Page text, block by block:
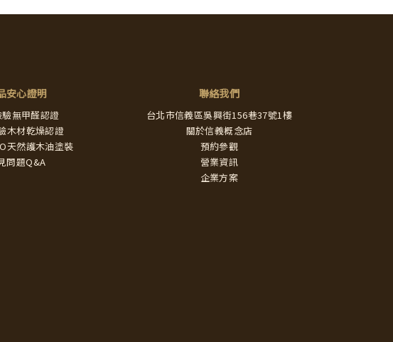
安心證明
驗無甲醛認證
木材乾燥認證
天然護木油塗裝
問題Q&A
聯絡我們
台北市信義區吳興街156巷37號1樓
關於信義概念店
預約參觀
營業資訊
企業方案